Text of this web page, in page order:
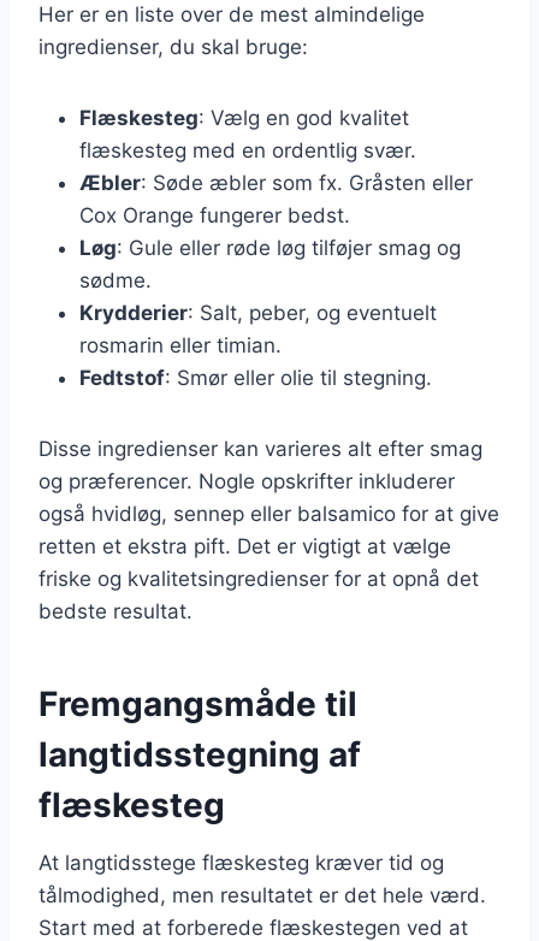
Her er en liste over de mest almindelige
ingredienser, du skal bruge:
Flæskesteg: Vælg en god kvalitet
flæskesteg med en ordentlig svær.
Æbler: Søde æbler som fx. Gråsten eller
Cox Orange fungerer bedst.
Løg: Gule eller røde løg tilføjer smag og
sødme.
Krydderier: Salt, peber, og eventuelt
rosmarin eller timian.
Fedtstof: Smør eller olie til stegning.
Disse ingredienser kan varieres alt efter smag
og præferencer. Nogle opskrifter inkluderer
også hvidløg, sennep eller balsamico for at give
retten et ekstra pift. Det er vigtigt at vælge
friske og kvalitetsingredienser for at opnå det
bedste resultat.
Fremgangsmåde til
langtidsstegning af
flæskesteg
At langtidsstege flæskesteg kræver tid og
tålmodighed, men resultatet er det hele værd.
Start med at forberede flæskestegen ved at